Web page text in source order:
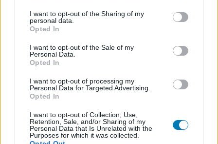
not limited to your visit or usage behaviour. You may click to
grant or deny consent to Google and its third-party tags to
use your data for below specified purposes in below Google
consent section.
I want to opt-out of the Sharing of my
personal data.
Opted In
I want to opt-out of the Sale of my
Personal Data.
Opted In
I want to opt-out of processing my
Personal Data for Targeted Advertising.
Opted In
I want to opt-out of Collection, Use,
Retention, Sale, and/or Sharing of my
Personal Data that Is Unrelated with the
Purposes for which it was collected.
Microsoft a 2024-es
gamescomra
2024 június 20. 20:05